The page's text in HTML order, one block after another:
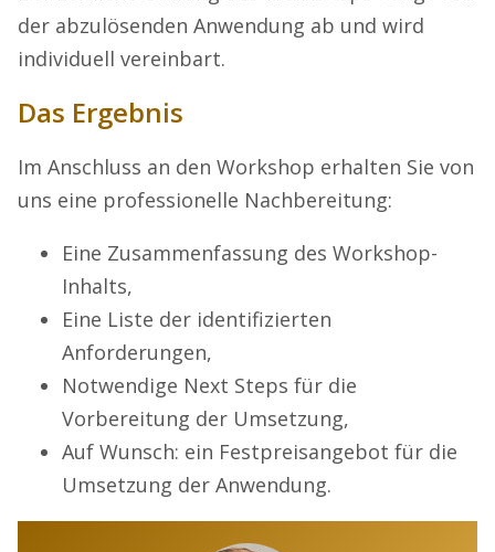
der abzulösenden Anwendung ab und wird
individuell vereinbart.
Das Ergebnis
Im Anschluss an den Workshop erhalten Sie von
uns eine professionelle Nachbereitung:
Eine Zusammenfassung des Workshop-
Inhalts,
Eine Liste der identifizierten
Anforderungen,
Notwendige Next Steps für die
Vorbereitung der Umsetzung,
Auf Wunsch: ein Festpreisangebot für die
Umsetzung der Anwendung.